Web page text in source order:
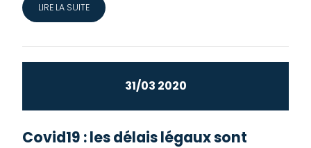
LIRE LA SUITE
31/03 2020
Covid19 : les délais légaux sont